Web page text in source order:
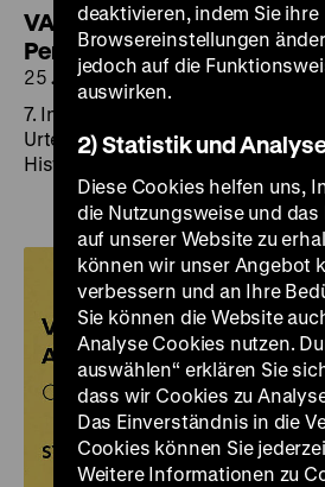
VARIETIES OF GERMANY.
Perspektiven
25.08.2025
7. Internationales Symposium in
Urteilskraft am 26. September
Historischen Museum
deaktivieren, indem Sie ihre
Browsereinstellungen
jedoch auf die
auswirken.
2) Statistik und
Diese Cookies helfen uns,
die Nutzungsweise und
auf unserer Website zu
können wir unser Angebot
verbessern und an Ihre
Sie können die Website
Analyse Cookies nutzen.
auswählen“ erklären Sie
dass wir Cookies zu
Das Einverständnis in die
Cookies können Sie
Weitere Informationen zu